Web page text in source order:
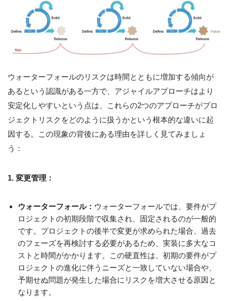
ウォーターフォールのリスクは時間とともに増加する傾向が
あるという認識がある一方で、アジャイルアプローチはより
安定化しやすいという点は、これらの2つのアプローチがプロ
ジェクトリスクをどのように扱うかという根本的な違いに起
因する。この現象の背後にある理由を詳しく見てみましょ
う：
1. 変更管理：
ウォーターフォール： ウォーターフォールでは、要件がプ
ロジェクトの初期段階で収集され、固定されるのが一般的
です。プロジェクトの後半で変更が求められた場合、過去
のフェーズを再検討する必要があるため、実装に多大なコ
ストと時間がかかります。この硬直性は、初期の要件がプ
ロジェクトの進化に伴うニーズと一致していない場合や、
予期せぬ問題が発生した場合にリスクを増大させる原因と
なります。